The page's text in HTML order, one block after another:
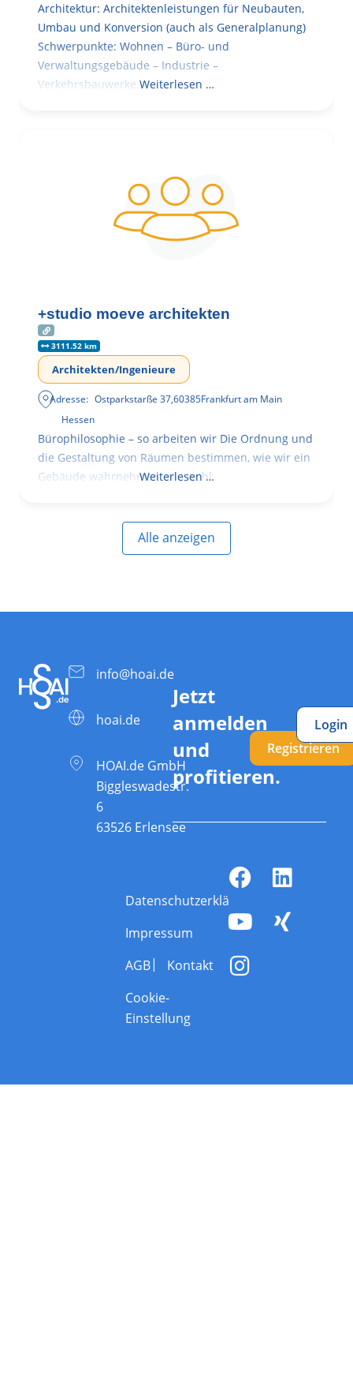
Architektur: Architektenleistungen für Neubauten,
Umbau und Konversion (auch als Generalplanung)
Schwerpunkte: Wohnen – Büro- und
Verwaltungsgebäude – Industrie –
Verkehrsbauwerke. Weiterlesen …
+studio moeve architekten
3111.52 km
Architekten/Ingenieure
Adresse: Ostparkstarße 37,60385Frankfurt am Main
Hessen
Bürophilosophie – so arbeiten wir Die Ordnung und
die Gestaltung von Räumen bestimmen, wie wir ein
Gebäude wahrnehmen, wie wohl
Weiterlesen …
Alle anzeigen
info@hoai.de
hoai.de
HOAI.de GmbH
Biggleswadestr.
6
63526 Erlensee
Jetzt
anmelden
und
profitieren.
Registrieren
Login
Datenschutzerklärung
Impressum
AGB
Kontakt
Cookie-
Einstellung